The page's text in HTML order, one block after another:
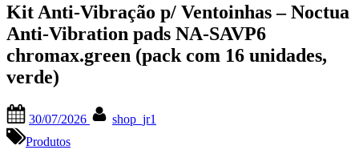
Kit Anti-Vibração p/ Ventoinhas – Noctua
Anti-Vibration pads NA-SAVP6
chromax.green (pack com 16 unidades,
verde)
on
30/07/2026
shop_jr1
Produtos